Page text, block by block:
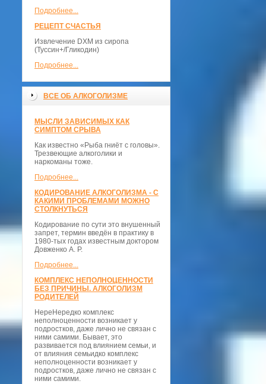
Подробнее...
РЕЦЕПТ СЧАСТЬЯ
Извлечение DXM из сиропа
(Туссин+/Гликодин)
Подробнее...
ВСЕ ОБ АЛКОГОЛИЗМЕ
МЫСЛИ ЗАВИСИМЫХ КАК
СИМПТОМ СРЫВА
Как известно «Рыба гниёт с головы».
Трезвеющие алкоголики и
наркоманы тоже.
Подробнее...
КОДИРОВАНИЕ АЛКОГОЛИЗМА - С
КАКИМИ ПРОБЛЕМАМИ МОЖНО
СТОЛКНУТЬСЯ
Кодирование по сути это внушенный
запрет, термин введён в практику в
1980-тых годах известным доктором
Довженко А. Р.
Подробнее...
КОМПЛЕКС НЕПОЛНОЦЕННОСТИ
БЕЗ ПРИЧИНЫ. АЛКОГОЛИЗМ
РОДИТЕЛЕЙ
НереНередко комплекс
неполноценности возникает у
подростков, даже лично не связан с
ними самими. Бывает, это
развивается под влиянием семьи, и
от влияния семьидко комплекс
неполноценности возникает у
подростков, даже лично не связан с
ними самими.